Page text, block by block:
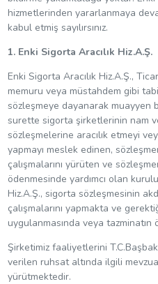
hizmetlerinden yararlanmaya
kabul etmiş sayılırsınız.
1. Enki Sigorta Aracılık Hiz.A.Ş.
Enki Sigorta Aracılık Hiz.A.Ş.,
memuru veya müstahdem gibi tabi
sözleşmeye dayanarak muayyen
surette sigorta şirketlerinin nam
sözleşmelerine aracılık etmeyi
yapmayı meslek edinen,
çalışmalarını yürüten ve
ödenmesinde yardımcı olan
Hiz.A.Ş., sigorta sözleşmesinin
çalışmalarını yapmakta ve
uygulanmasında veya tazminatın
Şirketimiz faaliyetlerini
verilen ruhsat altında ilgili
yürütmektedir.